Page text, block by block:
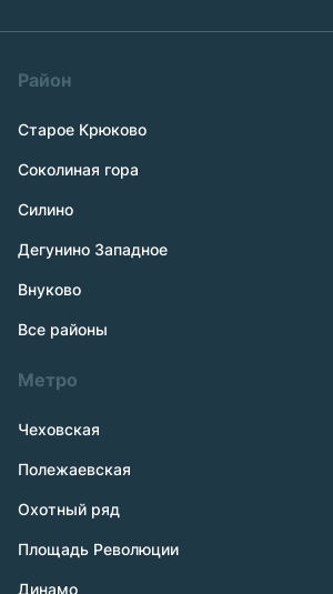
Район
Старое Крюково
Соколиная гора
Силино
Дегунино Западное
Внуково
Все районы
Метро
Чеховская
Полежаевская
Охотный ряд
Площадь Революции
Динамо